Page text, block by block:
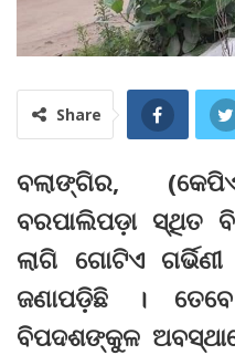
Share
ବଲାଙ୍ଗିର,
ବରପାଲିପଡ଼ା ସ୍ଥିତ
ଲାଗି ଗୋଟିଏ
ଜଣାପଡ଼ିଛି ।
ବିପଦଶଙ୍କୁଳ